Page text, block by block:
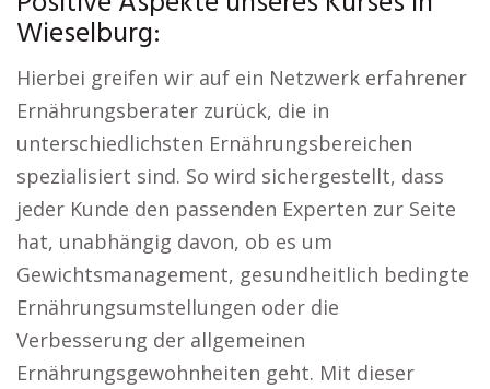
Wieselburg:
Hierbei greifen wir auf ein Netzwerk erfahrener
Ernährungsberater zurück, die in
unterschiedlichsten Ernährungsbereichen
spezialisiert sind. So wird sichergestellt, dass
jeder Kunde den passenden Experten zur Seite
hat, unabhängig davon, ob es um
Gewichtsmanagement, gesundheitlich bedingte
Ernährungsumstellungen oder die
Verbesserung der allgemeinen
Ernährungsgewohnheiten geht. Mit dieser